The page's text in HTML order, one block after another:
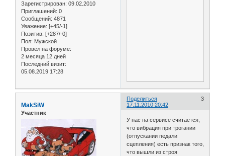
Зарегистрирован: 09.02.2010
Приглашений: 0
Сообщений: 4871
Уважение: [+45/-1]
Позитив: [+287/-0]
Пол: Мужской
Провел на форуме:
2 месяца 12 дней
Последний визит:
05.08.2019 17:28
Поделиться
3
17.11.2010 20:42
MakSiW
Участник
У нас на сервисе считается,
что вибрация при трогании
(отпускании педали
сцепления) есть признак того,
что вышли из строя